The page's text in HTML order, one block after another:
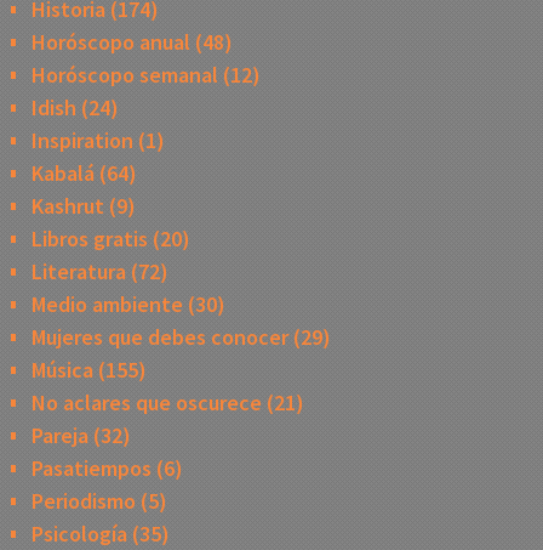
Historia(174)
Horóscopo anual (48)
Horóscopo semanal (12)
Idish (24)
Inspiration (1)
Kabalá(64)
Kashrut (9)
Libros gratis (20)
Literatura(72)
Medio ambiente (30)
Mujeres que debes conocer(29)
Música(155)
No aclares que oscurece (21)
Pareja(32)
Pasatiempos (6)
Periodismo (5)
Psicología(35)